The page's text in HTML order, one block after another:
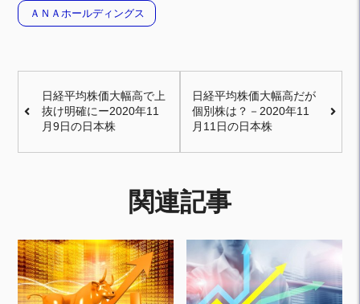
ＡＮＡホールディングス
日経平均株価大幅高で上
抜け明確にー2020年11
月9日の日本株
日経平均株価大幅高だが
個別株は？－2020年11
月11日の日本株
関連記事